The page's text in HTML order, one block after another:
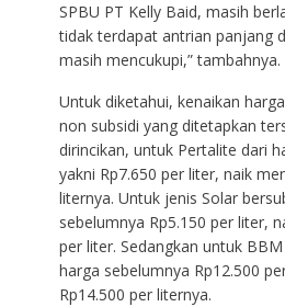
SPBU PT Kelly Baid, masih
tidak terdapat antrian panjang
masih mencukupi,” tambahnya.
Untuk diketahui, kenaikan
non subsidi yang ditetapkan
dirincikan, untuk Pertalite dari
yakni Rp7.650 per liter, naik
liternya. Untuk jenis Solar
sebelumnya Rp5.150 per liter,
per liter. Sedangkan untuk
harga sebelumnya Rp12.500
Rp14.500 per liternya.